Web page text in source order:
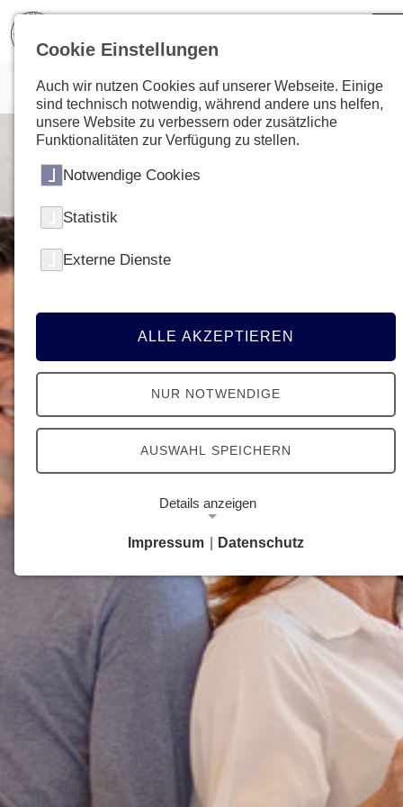
Cookie Einstellungen
Auch wir nutzen Cookies auf unserer Webseite. Einige
sind technisch notwendig, während andere uns helfen,
unsere Website zu verbessern oder zusätzliche
Funktionalitäten zur Verfügung zu stellen.
Notwendige Cookies
Statistik
Externe Dienste
ALLE AKZEPTIEREN
NUR NOTWENDIGE
AUSWAHL SPEICHERN
Details anzeigen
Notwendige Cookies ermöglichen grundlegende
Funktionen und sind für die einwandfreie Funktion
der Website erforderlich.
Google Analytics Opt-Out-Cookie
Name:
gaOptout
Zweck:
Dieser Cookie speichert die gewählte
Einverständnisoption bezüglich Google Analytics
Impressum Datenschutz